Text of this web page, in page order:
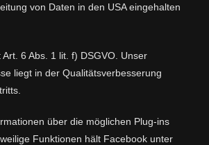
von Daten in den USA eingehalten
6 Abs. 1 lit. f) DSGVO. Unser
liegt in der Qualitätsverbesserung
über die möglichen Plug-ins
Funktionen hält Facebook unter